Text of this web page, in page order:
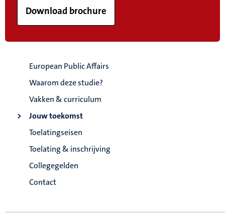
Download brochure
European Public Affairs
Waarom deze studie?
Vakken & curriculum
Jouw toekomst
Toelatingseisen
Toelating & inschrijving
Collegegelden
Contact